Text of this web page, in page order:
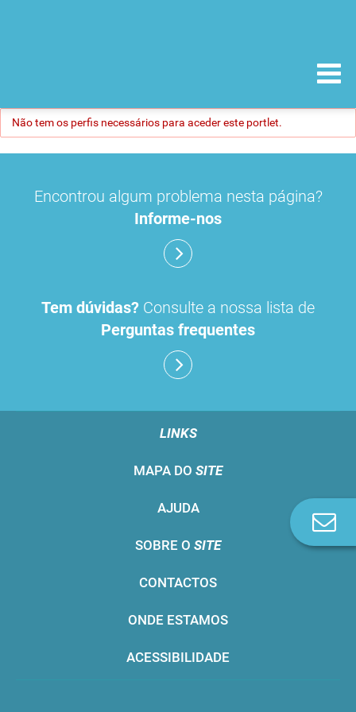
Não tem os perfis necessários para aceder este portlet.
Encontrou algum problema nesta página?
Informe-nos
Tem dúvidas? Consulte a nossa lista de
Perguntas frequentes
LINKS
MAPA DO SITE
AJUDA
SOBRE O SITE
CONTACTOS
ONDE ESTAMOS
ACESSIBILIDADE